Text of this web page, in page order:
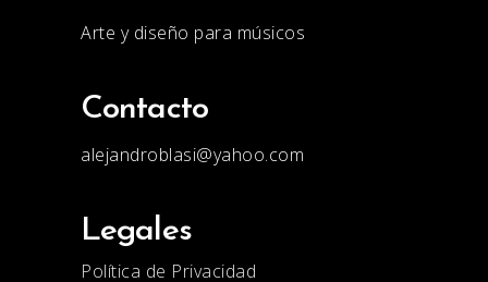
Arte y diseño para músicos
Contacto
alejandroblasi@yahoo.com
Legales
Política de Privacidad